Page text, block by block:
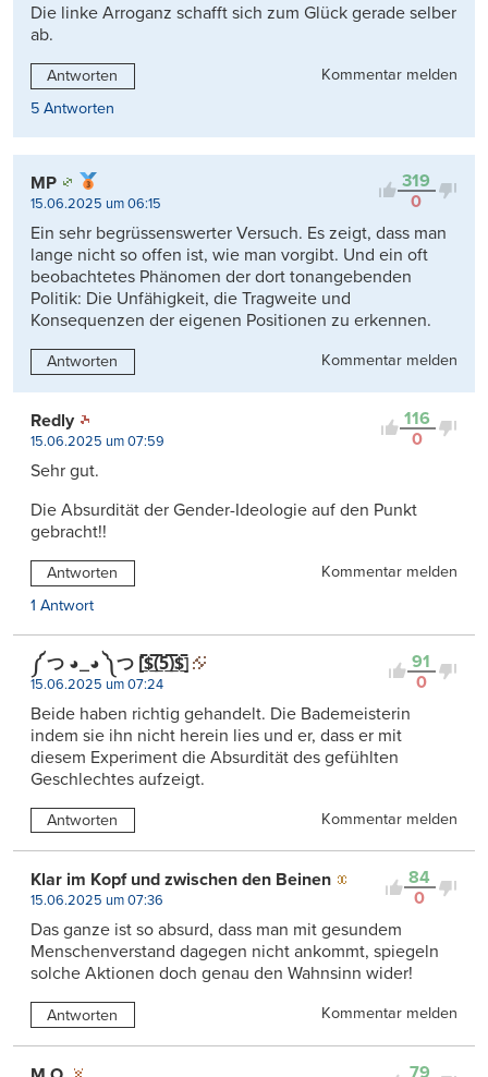
Die linke Arroganz schafft sich zum Glück gerade selber
ab.
Antworten
Kommentar melden
5 Antworten
319
0
MP
15.06.2025 um 06:15
Ein sehr begrüssenswerter Versuch. Es zeigt, dass man
lange nicht so offen ist, wie man vorgibt. Und ein oft
beobachtetes Phänomen der dort tonangebenden
Politik: Die Unfähigkeit, die Tragweite und
Konsequenzen der eigenen Positionen zu erkennen.
Antworten Kommentar melden
116
0
Redly
15.06.2025 um 07:59
Sehr gut.
Die Absurdität der Gender-Ideologie auf den Punkt
gebracht!!
Antworten
Kommentar melden
1 Antwort
91
0
༼ つ ◕_◕ ༽つ [̲̅$̲̅(̲̅5̲̅)̲̅$̲̅]
15.06.2025 um 07:24
Beide haben richtig gehandelt. Die Bademeisterin
indem sie ihn nicht herein lies und er, dass er mit
diesem Experiment die Absurdität des gefühlten
Geschlechtes aufzeigt.
Antworten Kommentar melden
84
0
Klar im Kopf und zwischen den Beinen
15.06.2025 um 07:36
Das ganze ist so absurd, dass man mit gesundem
Menschenverstand dagegen nicht ankommt, spiegeln
solche Aktionen doch genau den Wahnsinn wider!
Antworten Kommentar melden